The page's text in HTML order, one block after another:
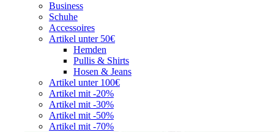
Business
Schuhe
Accessoires
Artikel unter 50€
Hemden
Pullis & Shirts
Hosen & Jeans
Artikel unter 100€
Artikel mit -20%
Artikel mit -30%
Artikel mit -50%
Artikel mit -70%